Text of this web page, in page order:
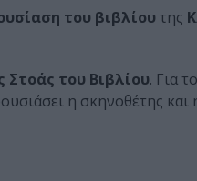
του βιβλίου της
Στοάς του Βιβλίου. Για
η σκηνοθέτης και